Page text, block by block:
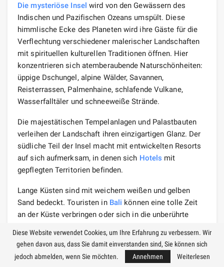
Die mysteriöse Insel wird von den Gewässern des
Indischen und Pazifischen Ozeans umspült. Diese
himmlische Ecke des Planeten wird ihre Gäste für die
Verflechtung verschiedener malerischer Landschaften
mit spirituellen kulturellen Traditionen öffnen. Hier
konzentrieren sich atemberaubende Naturschönheiten:
üppige Dschungel, alpine Wälder, Savannen,
Reisterrassen, Palmenhaine, schlafende Vulkane,
Wasserfalltäler und schneeweiße Strände.
Die majestätischen Tempelanlagen und Palastbauten
verleihen der Landschaft ihren einzigartigen Glanz. Der
südliche Teil der Insel macht mit entwickelten Resorts
auf sich aufmerksam, in denen sich Hotels mit
gepflegten Territorien befinden.
Lange Küsten sind mit weichem weißen und gelben
Sand bedeckt. Touristen in Bali können eine tolle Zeit
an der Küste verbringen oder sich in die unberührte
durch die allmähliche Etablierung von sonnigem,
heißem und trockenem Wetter gekennzeichnet. Fans
des faulen Liegens an den Stränden werden sich über
Diese Website verwendet Cookies, um Ihre Erfahrung zu verbessern. Wir
gehen davon aus, dass Sie damit einverstanden sind, Sie können sich
jedoch abmelden, wenn Sie möchten.
Annehmen Weiterlesen